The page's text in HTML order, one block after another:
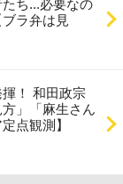
ち...必要なの
ラ弁は見
！ 和田政宗
」「麻生さん
点観測】